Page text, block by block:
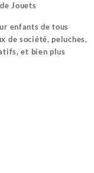
Jouets
enfants de tous
de société, peluches,
et bien plus